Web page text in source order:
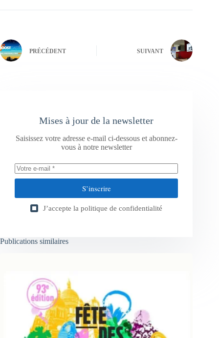
PRÉCÉDENT SUIVANT
Mises à jour de la newsletter
Saisissez votre adresse e-mail ci-dessous et abonnez-
vous à notre newsletter
S’inscrire
J’accepte la politique de confidentialité
Publications similaires